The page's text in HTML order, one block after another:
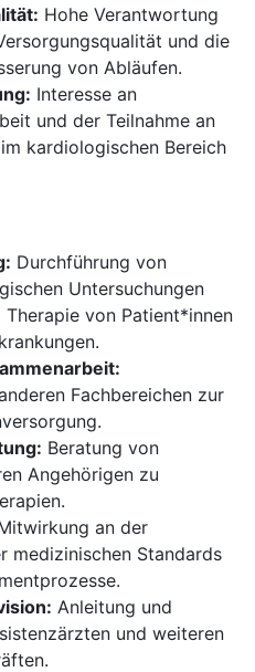
Hohe Verantwortung
und die
von Abläufen.
Interesse an
und der Teilnahme an
kardiologischen Bereich
Durchführung von
Untersuchungen
von Patient*innen
Fachbereichen zur
Beratung von
Angehörigen zu
an der
medizinischen Standards
Anleitung und
und weiteren